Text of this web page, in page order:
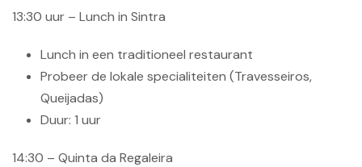
13:30 uur – Lunch in Sintra
Lunch in een traditioneel restaurant
Probeer de lokale specialiteiten (Travesseiros,
Queijadas)
Duur: 1 uur
14:30 – Quinta da Regaleira